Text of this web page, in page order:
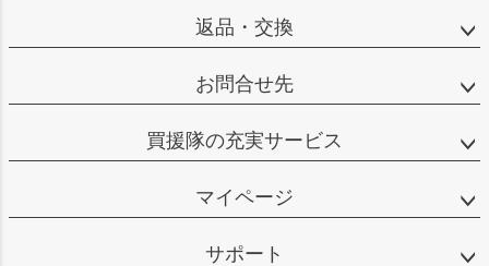
返品・交換
お問合せ先
買援隊の充実サービス
マイページ
サポート